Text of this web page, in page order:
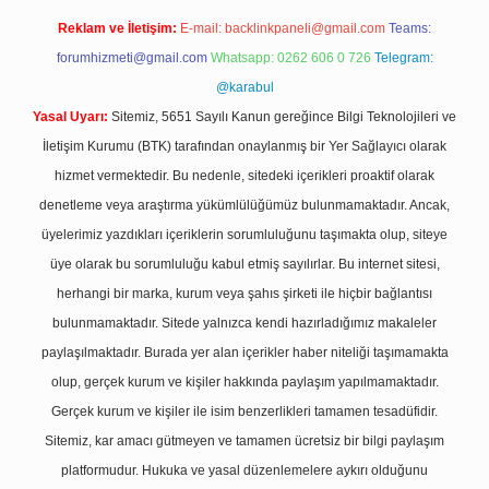
Reklam ve İletişim: E-mail: backlinkpaneli@gmail.com Teams:
forumhizmeti@gmail.com Whatsapp: 0262 606 0 726 Telegram:
@karabul
Yasal Uyarı: Sitemiz, 5651 Sayılı Kanun gereğince Bilgi Teknolojileri ve
İletişim Kurumu (BTK) tarafından onaylanmış bir Yer Sağlayıcı olarak
hizmet vermektedir. Bu nedenle, sitedeki içerikleri proaktif olarak
denetleme veya araştırma yükümlülüğümüz bulunmamaktadır. Ancak,
üyelerimiz yazdıkları içeriklerin sorumluluğunu taşımakta olup, siteye
üye olarak bu sorumluluğu kabul etmiş sayılırlar. Bu internet sitesi,
herhangi bir marka, kurum veya şahıs şirketi ile hiçbir bağlantısı
bulunmamaktadır. Sitede yalnızca kendi hazırladığımız makaleler
paylaşılmaktadır. Burada yer alan içerikler haber niteliği taşımamakta
olup, gerçek kurum ve kişiler hakkında paylaşım yapılmamaktadır.
Gerçek kurum ve kişiler ile isim benzerlikleri tamamen tesadüfidir.
Sitemiz, kar amacı gütmeyen ve tamamen ücretsiz bir bilgi paylaşım
platformudur. Hukuka ve yasal düzenlemelere aykırı olduğunu